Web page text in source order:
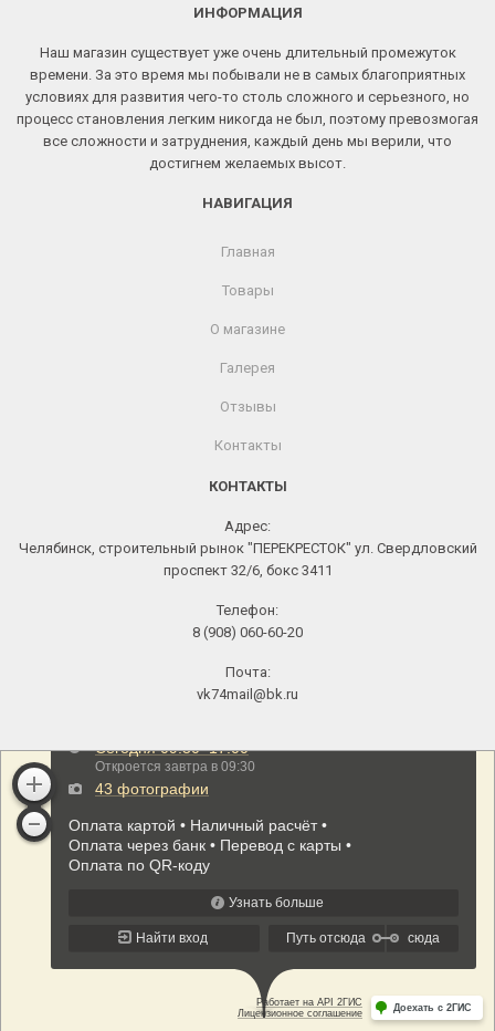
ИНФОРМАЦИЯ
Наш магазин существует уже очень длительный промежуток
времени. За это время мы побывали не в самых благоприятных
условиях для развития чего-то столь сложного и серьезного, но
процесс становления легким никогда не был, поэтому превозмогая
все сложности и затруднения, каждый день мы верили, что
достигнем желаемых высот.
НАВИГАЦИЯ
Главная
Товары
О магазине
Галерея
Отзывы
Контакты
КОНТАКТЫ
Адрес:
Челябинск, строительный рынок "ПЕРЕКРЕСТОК" ул. Свердловский
проспект 32/6, бокс 3411
Телефон:
8 (908) 060-60-20
Почта:
vk74mail@bk.ru